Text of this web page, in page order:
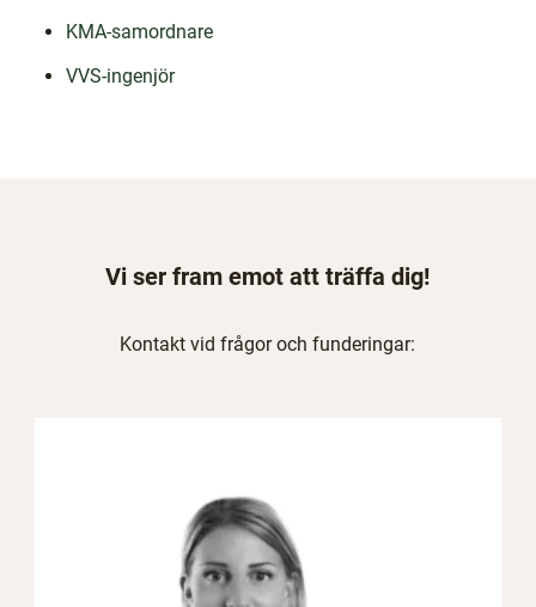
KMA-samordnare
VVS-ingenjör
Vi ser fram emot att träffa dig!
Kontakt vid frågor och funderingar: